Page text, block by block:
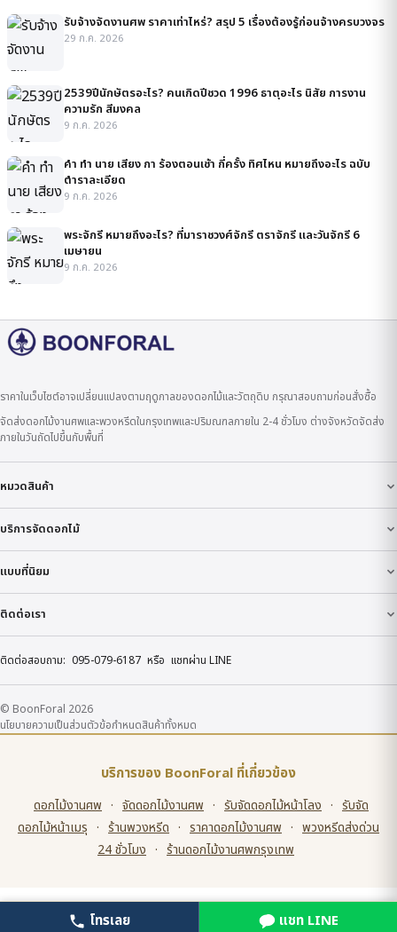
รับจ้างจัดงานศพ ราคาเท่าไหร่? สรุป 5 เรื่องต้องรู้ก่อนจ้างครบวงจร
29 ก.ค. 2026
2539ปีนักษัตรอะไร? คนเกิดปีชวด 1996 ธาตุอะไร นิสัย การงาน
ความรัก สีมงคล
9 ก.ค. 2026
คํา ทํา นาย เสียง กา ร้องตอนเช้า กี่ครั้ง ทิศไหน หมายถึงอะไร ฉบับ
ตำราละเอียด
9 ก.ค. 2026
พระจักรี หมายถึงอะไร? ที่มาราชวงศ์จักรี ตราจักรี และวันจักรี 6
เมษายน
9 ก.ค. 2026
ราคาในเว็บไซต์อาจเปลี่ยนแปลงตามฤดูกาลของดอกไม้และวัตถุดิบ กรุณาสอบถามก่อนสั่งซื้อ
จัดส่งดอกไม้งานศพและพวงหรีดในกรุงเทพและปริมณฑลภายใน 2-4 ชั่วโมง ต่างจังหวัดจัดส่ง
ภายในวันถัดไปขึ้นกับพื้นที่
หมวดสินค้า
บริการจัดดอกไม้
แบบที่นิยม
ติดต่อเรา
ติดต่อสอบถาม: 095-079-6187 หรือ แชทผ่าน LINE
© BoonForal 2026
นโยบายความเป็นส่วนตัวข้อกำหนดสินค้าทั้งหมด
บริการของ BoonForal ที่เกี่ยวข้อง
ดอกไม้งานศพ · จัดดอกไม้งานศพ · รับจัดดอกไม้หน้าโลง · รับจัด
ดอกไม้หน้าเมรุ · ร้านพวงหรีด · ราคาดอกไม้งานศพ · พวงหรีดส่งด่วน
24 ชั่วโมง · ร้านดอกไม้งานศพกรุงเทพ
โทรเลย LINE สั่งเลย
โทรเลย แชท LINE